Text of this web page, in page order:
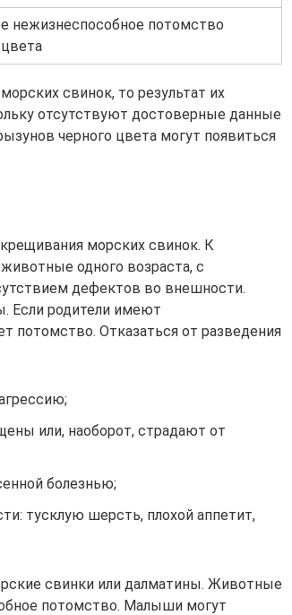
нежизнеспособное потомство
свинок, то результат их
отсутствуют достоверные данные
черного цвета могут появиться
морских свинок. К
одного возраста, с
дефектов во внешности.
Если родители имеют
потомство. Отказаться от разведения
или, наоборот, страдают от
болезнью;
тусклую шерсть, плохой аппетит,
свинки или далматины. Животные
потомство. Малыши могут